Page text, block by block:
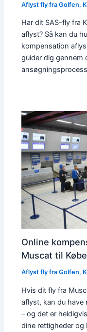
Aflyst fly fra Golfen,
Har dit SAS-fly fra
aflyst? Så kan du
kompensation
guider dig gennem
Online
Muscat til
Aflyst fly fra Golfen,
Hvis dit fly fra
aflyst, kan du
– og det er
dine rettigheder